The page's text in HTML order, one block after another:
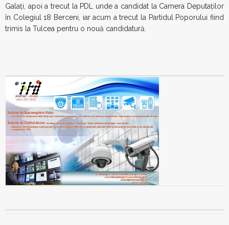
Galaţi, apoi a trecut la PDL unde a candidat la Camera Deputaţilor
în Colegiul 18 Berceni, iar acum a trecut la Partidul Poporului fiind
trimis la Tulcea pentru o nouă candidatură.